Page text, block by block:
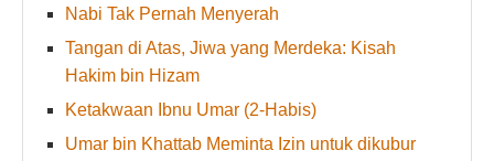
Nabi Tak Pernah Menyerah
Tangan di Atas, Jiwa yang Merdeka: Kisah
Hakim bin Hizam
Ketakwaan Ibnu Umar (2-Habis)
Umar bin Khattab Meminta Izin untuk dikubur